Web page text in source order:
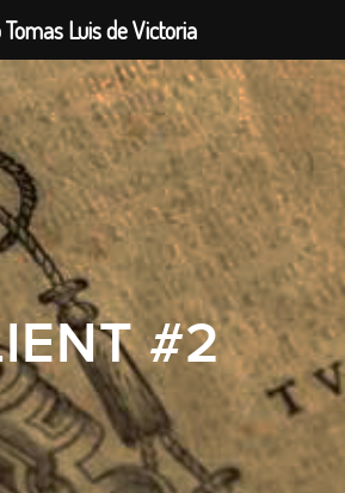
#2
Tomas Luis de Victoria